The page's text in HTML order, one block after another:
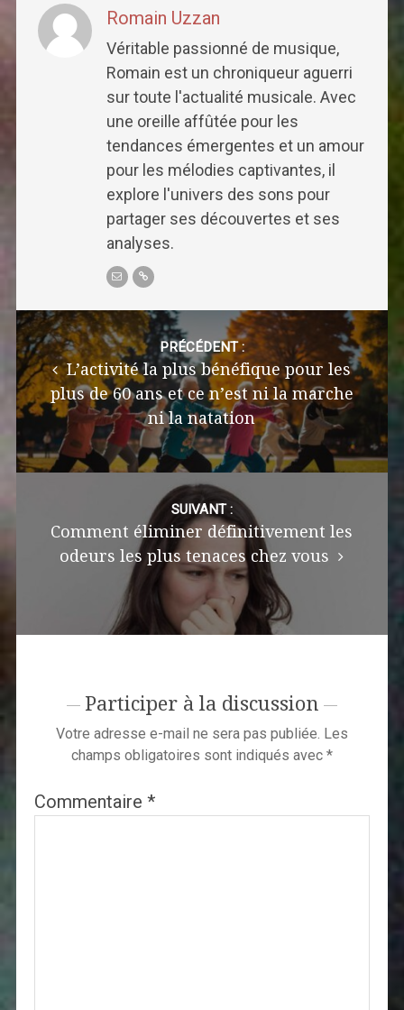
Romain Uzzan
Véritable passionné de musique,
Romain est un chroniqueur aguerri
sur toute l'actualité musicale. Avec
une oreille affûtée pour les
tendances émergentes et un amour
pour les mélodies captivantes, il
explore l'univers des sons pour
partager ses découvertes et ses
analyses.
Post
navigation
PRÉCÉDENT :
L’activité la plus bénéfique pour les
plus de 60 ans et ce n’est ni la marche
ni la natation
SUIVANT :
Comment éliminer définitivement les
odeurs les plus tenaces chez vous
Participer à la discussion
Votre adresse e-mail ne sera pas publiée. Les
champs obligatoires sont indiqués avec *
Commentaire *